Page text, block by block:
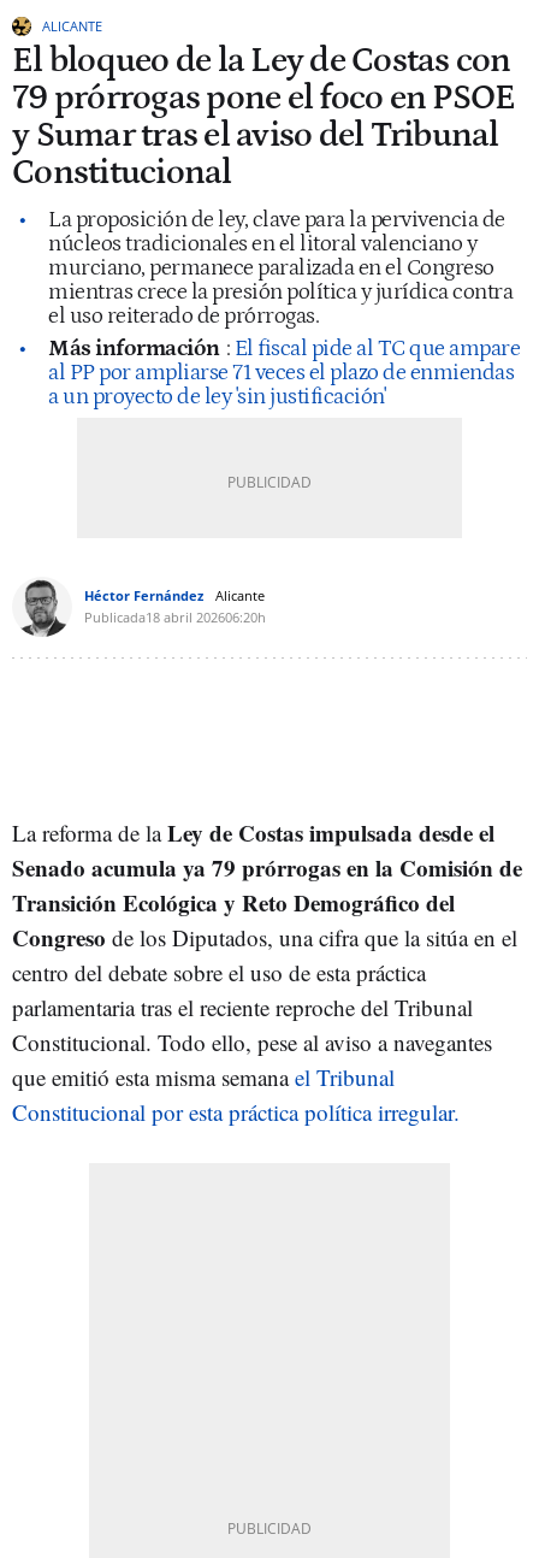
ALICANTE
El bloqueo de la Ley de Costas con
79 prórrogas pone el foco en PSOE
y Sumar tras el aviso del Tribunal
Constitucional
La proposición de ley, clave para la pervivencia de
núcleos tradicionales en el litoral valenciano y
murciano, permanece paralizada en el Congreso
mientras crece la presión política y jurídica contra
el uso reiterado de prórrogas.
Más información : El fiscal pide al TC que ampare
al PP por ampliarse 71 veces el plazo de enmiendas
a un proyecto de ley 'sin justificación'
Héctor Fernández
Alicante
Publicada18 abril 202606:20h
La reforma de laLey de Costas impulsada desde el
Senado acumula ya 79 prórrogas en la Comisión de
Transición Ecológica y Reto Demográfico del
Congreso de los Diputados, una cifra que la sitúa en el
centro del debate sobre el uso de esta práctica
parlamentaria tras el reciente reproche del Tribunal
Constitucional. Todo ello, pese al aviso a navegantes
que emitió esta misma semanael Tribunal
Constitucional por esta práctica política irregular.